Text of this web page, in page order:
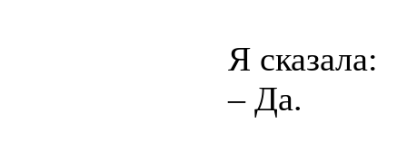
Я сказала:
– Да.